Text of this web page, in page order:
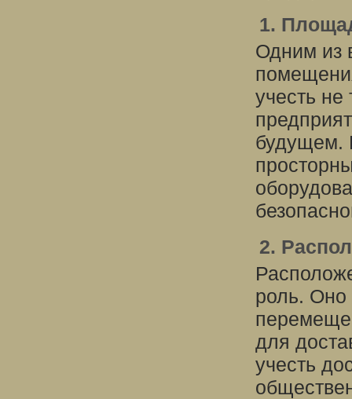
1.
Одним из
учесть не
будущем.
2.
роль.
для
учесть